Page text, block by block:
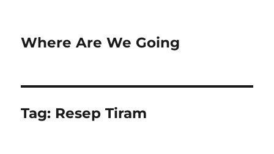
Where Are We Going
Tag: Resep Tiram